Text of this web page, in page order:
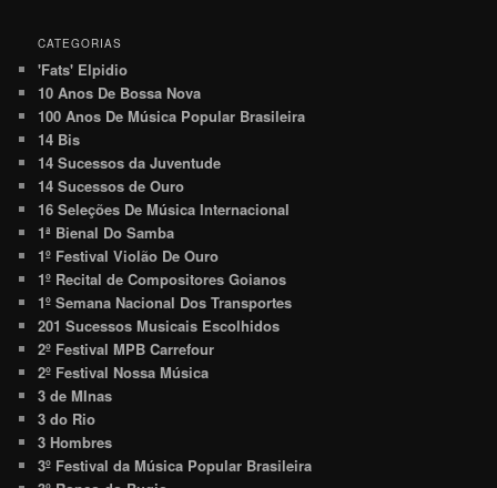
CATEGORIAS
'Fats' Elpidio
10 Anos De Bossa Nova
100 Anos De Música Popular Brasileira
14 Bis
14 Sucessos da Juventude
14 Sucessos de Ouro
16 Seleções De Música Internacional
1ª Bienal Do Samba
1º Festival Violão De Ouro
1º Recital de Compositores Goianos
1º Semana Nacional Dos Transportes
201 Sucessos Musicais Escolhidos
2º Festival MPB Carrefour
2º Festival Nossa Música
3 de MInas
3 do Rio
3 Hombres
3º Festival da Música Popular Brasileira